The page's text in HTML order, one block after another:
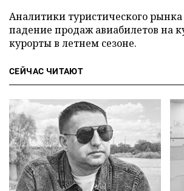
Аналитики туристического рынка
падение продаж авиабилетов на
курорты в летнем сезоне.
СЕЙЧАС ЧИТАЮТ